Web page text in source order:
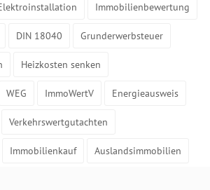
Immobilienbewertung
DIN 18040 Grunderwerbsteuer
Heizkosten senken
WEG ImmoWertV Energieausweis
Verkehrswertgutachten
Immobilienkauf Auslandsimmobilien